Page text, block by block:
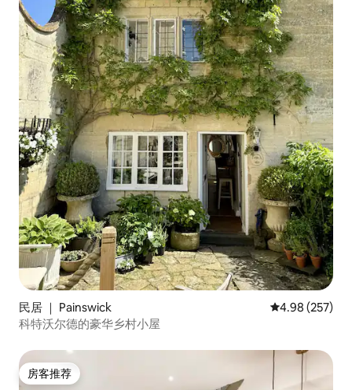
民居 ｜ Painswick 平均评分 4.98
4.98 (257)
科特沃尔德的豪华乡村小屋
房客推荐
房客推荐